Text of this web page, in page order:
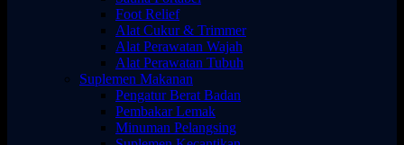
Foot Relief
Alat Cukur & Trimmer
Alat Perawatan Wajah
Alat Perawatan Tubuh
Suplemen Makanan
Pengatur Berat Badan
Pembakar Lemak
Minuman Pelangsing